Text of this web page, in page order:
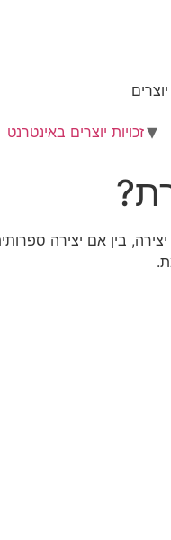
זכויות יוצרים באינטרנט
בין אם יצירה